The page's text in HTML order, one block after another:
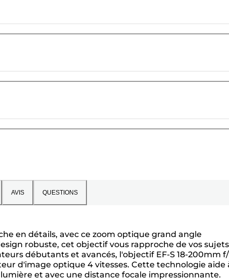
AVIS QUESTIONS
en détails, avec ce zoom optique grand angle
robuste, cet objectif vous rapproche de vos sujets
débutants et avancés, l'objectif EF-S 18-200mm
d'image optique 4 vitesses. Cette technologie aide
et avec une distance focale impressionnante.